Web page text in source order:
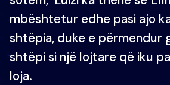
mbështetur edhe pasi ajo
shtëpia, duke e përmendur
shtëpi si një lojtare që iku
loja.